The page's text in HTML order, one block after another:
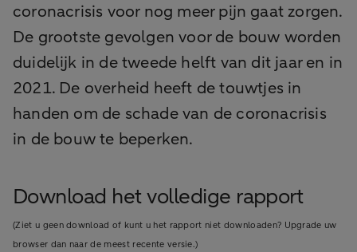
coronacrisis voor nog meer pijn gaat zorgen.
De grootste gevolgen voor de bouw worden
duidelijk in de tweede helft van dit jaar en in
2021. De overheid heeft de touwtjes in
handen om de schade van de coronacrisis
in de bouw te beperken.
Download het volledige rapport
(Ziet u geen download of kunt u het rapport niet downloaden? Upgrade uw
browser dan naar de meest recente versie.)